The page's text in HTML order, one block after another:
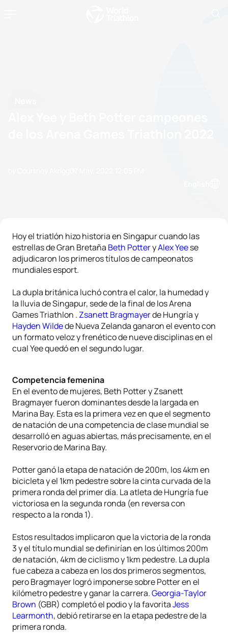
Hoy el triatlón hizo historia en Singapur cuando las
estrellas de Gran Bretaña Beth PotteryAlex Yeese
adjudicaron los primeros títulos de campeonatos
mundiales esport.
La dupla británica luchó contra el calor, la humedad y
la lluvia de Singapur, sede de la final de los Arena
Games Triathlon . Zsanett Bragmayerde Hungría y
Hayden Wildede Nueva Zelanda ganaron el evento con
un formato veloz y frenético de nueve disciplinas en el
cual Yee quedó en el segundo lugar.
Competencia femenina
En el evento de mujeres, Beth Potter y Zsanett
Bragmayer fueron dominantes desde la largada en
Marina Bay. Esta es la primera vez en que el segmento
de natación de una competencia de clase mundial se
desarrolló en aguas abiertas, más precisamente, en el
Reservorio de Marina Bay.
Potter ganó la etapa de natación de 200m, los 4km en
bicicleta y el 1km pedestre sobre la cinta curvada de la
primera ronda del primer día. La atleta de Hungría fue
victoriosa en la segunda ronda (en reversa con
respecto a la ronda 1).
Estos resultados implicaron que la victoria de la ronda
3 y el título mundial se definirían en los últimos 200m
de natación, 4km de ciclismo y 1km pedestre. La dupla
fue cabeza a cabeza en los dos primeros segmentos,
pero Bragmayer logró imponerse sobre Potter en el
kilómetro pedestre y ganar la carrera.Georgia-Taylor
Brown (GBR) completó el podio y la favoritaJess
Learmonth, debió retirarse en la etapa pedestre de la
primera ronda.